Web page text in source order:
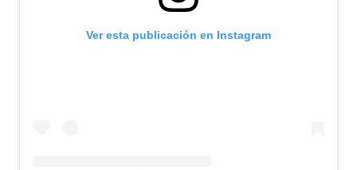
Ver esta publicación en Instagram